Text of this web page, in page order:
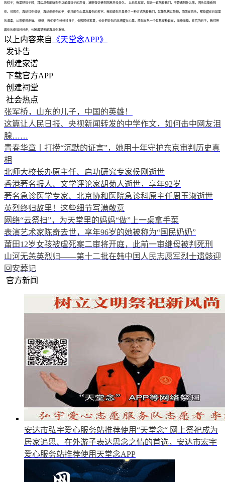
的样子；夜里哄孩子时，耳边总像能听到你以前逗孩子的声音，清晰得仿佛你刚离开没多久。 以前总觉得，你会一直陪着我们，不管遇到什么事，回头总能看到
你。可现在，再想找你说话，再想牵牵你的手，都只能在心里念着你的名字。我知道你只是换了一种方式陪着我们，就像风拂过脸颊，雨落在肩头，那些藏在日常里
的温柔，从来都没走远。 姐姐，我们都在好好过日子，会照顾好家里，也会把对你的念想藏在心里。愿你在另一个世界安稳自在，无牵无挂。往后的日子，我们带
着你的牵挂好好走，也盼着某天能再与你重逢。
以上内容来自 《天堂念APP》
发讣告
创建家谱
下载官方APP
创建祠堂
社会热点
张军桥，山东的儿子，中国的英雄！
这篇让人民日报、央视新闻转发的中学作文，如何击中网友泪
腺……
青春华章丨打捞“沉默的证言”，她用十年守护东京审判历史真
相
北师大校长办原主任、启功研究专家侯刚逝世
香港著名报人、文学评论家胡菊人逝世，享年92岁
著名急诊医学专家、北京协和医院急诊科原主任周玉淑逝世
英烈终归故里！这些细节写满敬意
网络“云祭扫”，为天堂里的妈妈“做”上一桌拿手菜
表演艺术家陈奇去世，享年96岁的她被称为“国民奶奶”
莆田12岁女孩被虐死案二审将开庭，此前一审继母被判死刑
山河无恙英烈归——第十二批在韩中国人民志愿军烈士遗骸迎
回安葬记
官方新闻
安达市弘宇爱心服务站推荐使用“天堂念“ 网上祭祀成为
居家追思、在外游子表达思念之情的首选，安达市宏宇
爱心服务站推荐使用天堂念APP